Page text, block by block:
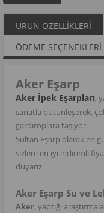
ÜRÜN ÖZELLIKLERI
ÖDEME SEÇENEKLERI
Aker Eşarp
Aker İpek Eşarpları,
sanatla bütünleşerek,
gardıroplara taşıyor.
Sultan Eşarp olarak en
sizlere en iyi indirimli
duyarız.
Aker Eşarp Su ve
Aker, yaptığı